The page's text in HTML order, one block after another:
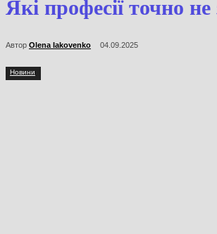
Які професії
Автор Olena Iakovenko 04.09.2025
Новини